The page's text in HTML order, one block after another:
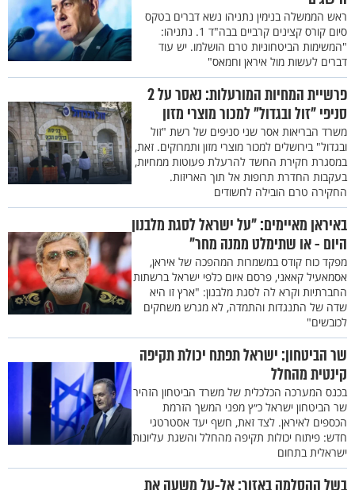
ראש הממשלה בנימין נתניהו נשא דברים בטקס
סיום קורס קצינים קרביים בבה"ד 1. נתניהו:
"המשימות הביטחוניות טרם הושלמו. יש עוד
דברים לעשות מול איראן וחמאס"
פרשיית המחיות המורעלות: נאסר על 2
סניפי "זול ובגדול" למכור מוצרי מזון
משרד הבריאות אסר שני סניפים של רשת "זול
ובגדול" בירושלים למכור מוצרי מזון ותמרוקים. זאת,
במסגרת חקירת החשד להרעלת פעוטות ממחיות,
בעקבות החדרת תרופות אל תוך האריזות.
החקירה טרם הובילה לחשודים
באיראן מאיימים: ”על ישראל לסגת מלבנון
היום - או שתימלט ממנה מחר"
מפקד כוח קודס במשמרות המהפכה של איראן,
אסמאעיל קאאני, פרסם איום כלפי ישראל ברשתות
החברתיות וקרא לה לסגת מלבנון: "ארץ זו היא
שדה של התנגדות והתמדה, לא מגרש משחקים
לכובשים"
שר הביטחון: ישראל תפתח יכולת תקיפה
קינטית מהחלל
בכנס המערכה הכלכלית של משרד הביטחון הזהיר
שר הביטחון ישראל כ״ץ מפני המשך הזרמת
הכספים לאיראן. לצד זאת, חשף יעד אסטרטגי
חדש: פיתוח יכולות תקיפה מהחלל והשגת עליונות
ישראלית בתחום